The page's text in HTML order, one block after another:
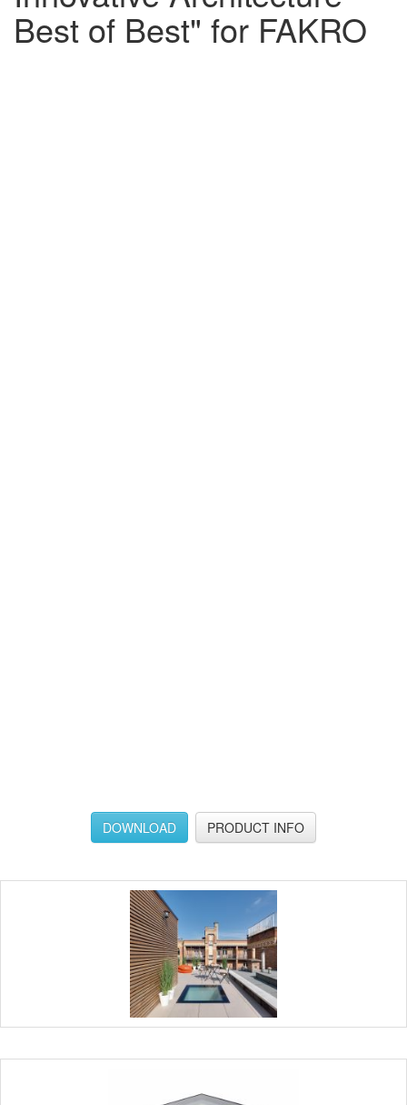
Best of Best" for FAKRO
DOWNLOAD PRODUCT INFO